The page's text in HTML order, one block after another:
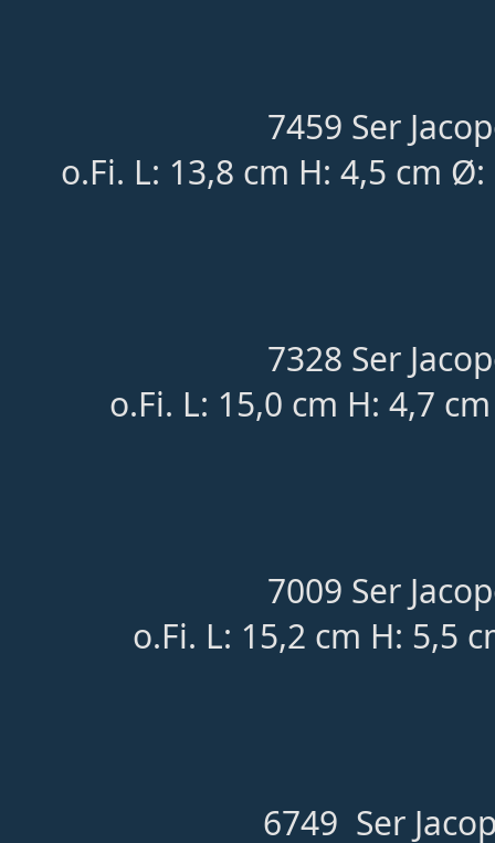
7459 Ser
o.Fi. L: 13,8 cm H: 4,5 cm
7328 Ser
o.Fi. L: 15,0 cm H: 4,7
7009 Ser
o.Fi. L: 15,2 cm H: 5,5
6749 Ser